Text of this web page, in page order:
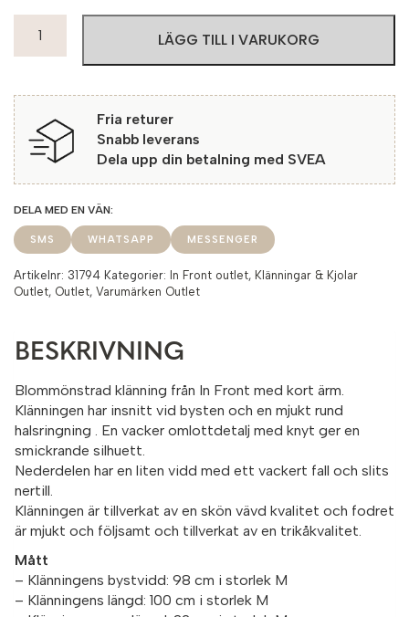
Front
Emsfors
221
Pink
mängd
LÄGG TILL I VARUKORG
Fria returer
Snabb leverans
Dela upp din betalning med SVEA
SMS WHATSAPP MESSENGER
Artikelnr: 31794 Kategorier: In Front outlet, Klänningar & Kjolar
Outlet, Outlet, Varumärken Outlet
BESKRIVNING
Blommönstrad klänning från In Front med kort ärm.
Klänningen har insnitt vid bysten och en mjukt rund
halsringning . En vacker omlottdetalj med knyt ger en
smickrande silhuett.
Nederdelen har en liten vidd med ett vackert fall och slits
nertill.
Klänningen är tillverkat av en skön vävd kvalitet och fodret
är mjukt och följsamt och tillverkat av en trikåkvalitet.
Mått
– Klänningens bystvidd: 98 cm i storlek M
– Klänningens längd: 100 cm i storlek M